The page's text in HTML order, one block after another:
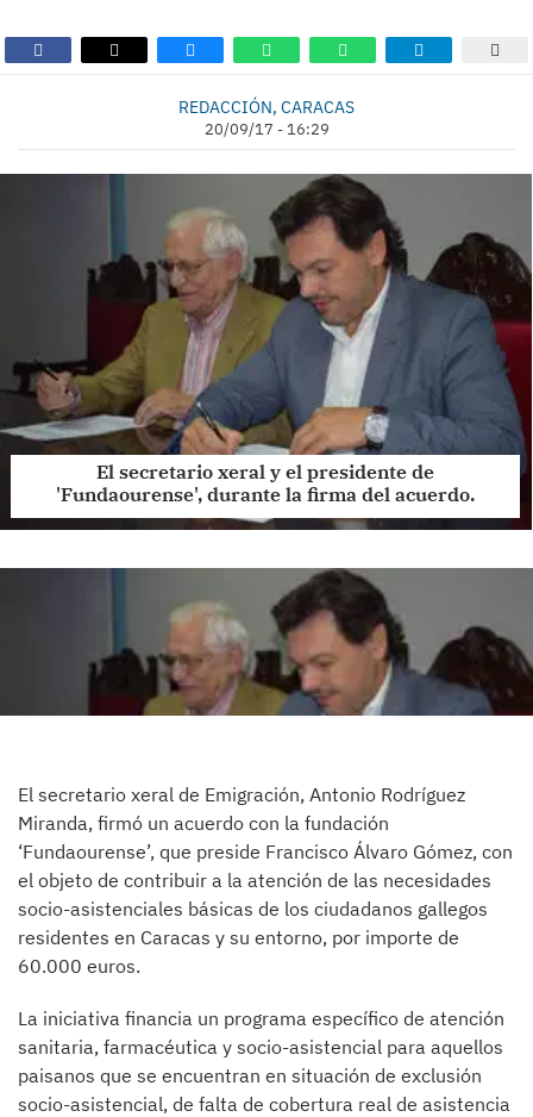
REDACCIÓN, CARACAS
20/09/17 - 16:29
El secretario xeral y el presidente de
'Fundaourense', durante la firma del acuerdo.
El secretario xeral de Emigración, Antonio Rodríguez
Miranda, firmó un acuerdo con la fundación
‘Fundaourense’, que preside Francisco Álvaro Gómez, con
el objeto de contribuir a la atención de las necesidades
socio-asistenciales básicas de los ciudadanos gallegos
residentes en Caracas y su entorno, por importe de
60.000 euros.
La iniciativa financia un programa específico de atención
sanitaria, farmacéutica y socio-asistencial para aquellos
paisanos que se encuentran en situación de exclusión
socio-asistencial, de falta de cobertura real de asistencia